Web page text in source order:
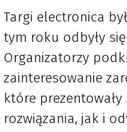
Targi electronica
tym roku odbyły
Organizatorzy
zainteresowanie
które
rozwiązania, jak i